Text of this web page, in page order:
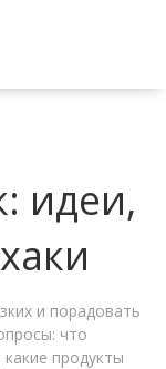
идеи,
и порадовать
что
продукты